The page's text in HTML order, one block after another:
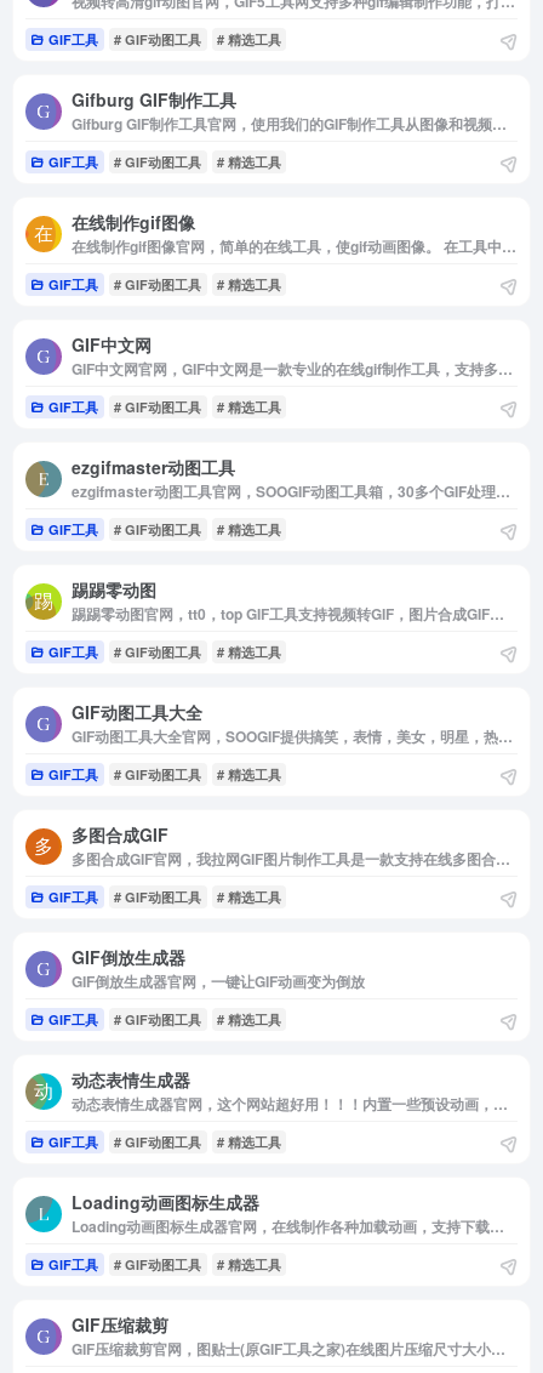
GIF工具 # GIF动图工具 # 精选工具
Gifburg GIF制作工具
Gifburg GIF制作工具官网，使用我们的GIF制作工具从图像和视频制作GIF。 将MP4，YouTube，WebP转换为GIF动画。 从我们庞大的目录中搜索，下载和编辑GIF。
GIF工具 # GIF动图工具 # 精选工具
在线制作gif图像
在线制作gif图像官网，简单的在线工具，使gif动画图像。 在工具中添加图像（jpg，png）并设置gif动画间隔，在gif中添加文本（可选），调整GIF尺寸（可选），然后单击“制作gif图像”按钮以生成gif动画
GIF工具 # GIF动图工具 # 精选工具
GIF中文网
GIF中文网官网，GIF中文网是一款专业的在线gif制作工具，支持多种gif在线编辑功能，包括gif合成，视频转gif，gif压缩，gif拼图，gif裁剪，gif改大小，gif加字，gif分解等功能，操作简单快捷高效。
GIF工具 # GIF动图工具 # 精选工具
ezgifmaster动图工具
ezgifmaster动图工具官网，SOOGIF动图工具箱，30多个GIF处理功能，3步即可制作一张GIF动态图片，可以满足80%以上GIF动图和图片的制作和编辑处理。
GIF工具 # GIF动图工具 # 精选工具
踢踢零动图
踢踢零动图官网，tt0，top GIF工具支持视频转GIF，图片合成GIF，GIF编辑，GIF裁剪等功能。是QQ，微信斗图神器，微信公众号，微博，新媒体编辑GIF动图素材库，好玩的GIF出处发源地。
GIF工具 # GIF动图工具 # 精选工具
GIF动图工具大全
GIF动图工具大全官网，SOOGIF提供搞笑，表情，美女，明星，热门事件GIF动图全搜索，GIF工具支持视频转GIF，图片合成GIF，GIF压缩，GIF编辑，GIF裁剪，在线录屏等功能。是QQ，微信斗图神器，微信公众号，微博，新媒体编辑GIF动图素材库，好玩的GIF出处发源地。
GIF工具 # GIF动图工具 # 精选工具
多图合成GIF
多图合成GIF官网，我拉网GIF图片制作工具是一款支持在线多图合成gif，视频转gif，gif裁剪，gif压缩，表情包gif，gif编辑，gif拼图等制作的动漫制作软件，您可以随心随意的制作喜欢的GIF动画哦。
GIF工具 # GIF动图工具 # 精选工具
GIF倒放生成器
GIF倒放生成器官网，一键让GIF动画变为倒放
GIF工具 # GIF动图工具 # 精选工具
动态表情生成器
动态表情生成器官网，这个网站超好用！！！内置一些预设动画，绝对是静态表情包转动态表情包的神器！
GIF工具 # GIF动图工具 # 精选工具
Loading动画图标生成器
Loading动画图标生成器官网，在线制作各种加载动画，支持下载动画GIF，CSS，SVG，PNG
GIF工具 # GIF动图工具 # 精选工具
GIF压缩裁剪
GIF压缩裁剪官网，图贴士(原GIF工具之家)在线图片压缩尺寸大小和视频转gif在线制作工具，支持JPG压缩，PNG压缩，GIF压缩等免费在线图片制作工具网。